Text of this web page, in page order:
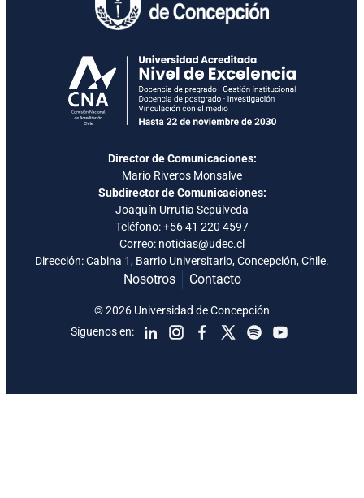
Director de Comunicaciones:
Mario Riveros Monsalve
Subdirector de Comunicaciones:
Joaquín Urrutia Sepúlveda
Teléfono:+56 41 220 4597
Correo: noticias@udec.cl
Dirección: Cabina 1, Barrio Universitario, Concepción, Chile.
Nosotros Contacto
Síguenos en:
© 2026 Universidad de Concepción